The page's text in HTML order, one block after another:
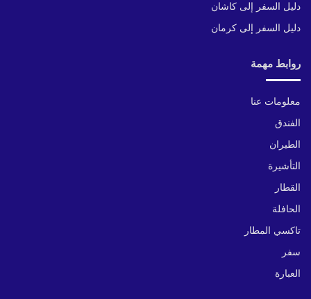
دليل السفر إلى كاشان
دليل السفر إلى كرمان
روابط مهمة
معلومات عنا
الفندق
الطيران
التأشيرة
القطار
الحافلة
تاكسي المطار
سفر
العبارة